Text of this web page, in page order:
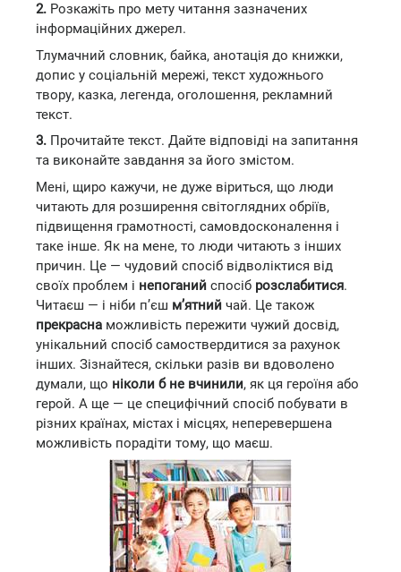
2. Розкажіть про мету читання зазначених
інформаційних джерел.
Тлумачний словник, байка, анотація до книжки,
допис у соціальній мережі, текст художнього
твору, казка, легенда, оголошення, рекламний
текст.
3. Прочитайте текст. Дайте відповіді на запитання
та виконайте завдання за його змістом.
Мені, щиро кажучи, не дуже віриться, що люди
читають для розширення світоглядних обріїв,
підвищення грамотності, самовдосконалення і
таке інше. Як на мене, то люди читають з інших
причин. Це — чудовий спосіб відволіктися від
своїх проблем і непоганий спосіб розслабитися.
Читаєш — і ніби п’єш м’ятний чай. Це також
прекрасна можливість пережити чужий досвід,
унікальний спосіб самоствердитися за рахунок
інших. Зізнайтеся, скільки разів ви вдоволено
думали, що ніколи б не вчинили, як ця героїня або
герой. А ще — це специфічний спосіб побувати в
різних країнах, містах і місцях, неперевершена
можливість порадіти тому, що маєш.